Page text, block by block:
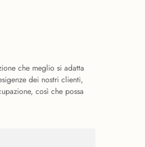
che meglio si adatta
dei nostri clienti,
così che possa